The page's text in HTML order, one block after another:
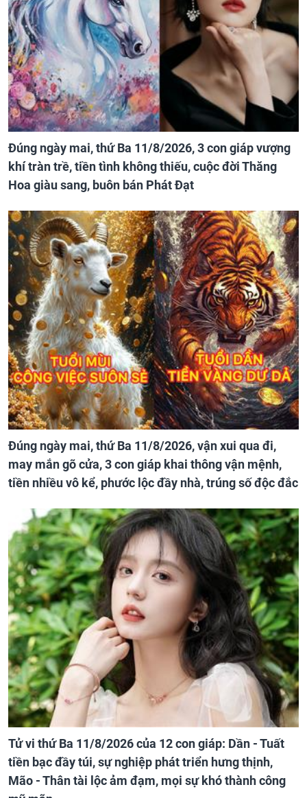
Đúng ngày mai, thứ Ba 11/8/2026, 3 con giáp vượng
khí tràn trề, tiền tình không thiếu, cuộc đời Thăng
Hoa giàu sang, buôn bán Phát Đạt
Đúng ngày mai, thứ Ba 11/8/2026, vận xui qua đi,
may mắn gõ cửa, 3 con giáp khai thông vận mệnh,
tiền nhiều vô kể, phước lộc đầy nhà, trúng số độc đắc
Tử vi thứ Ba 11/8/2026 của 12 con giáp: Dần - Tuất
tiền bạc đầy túi, sự nghiệp phát triển hưng thịnh,
Mão - Thân tài lộc ảm đạm, mọi sự khó thành công